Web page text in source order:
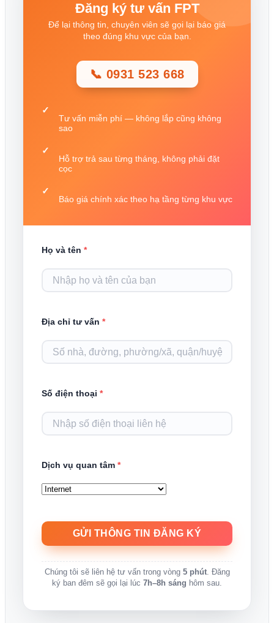
Đăng ký tư vấn FPT
Để lại thông tin, chuyên viên sẽ gọi lại báo giá
theo đúng khu vực của bạn.
📞 0931 523 668
Tư vấn miễn phí — không lắp cũng không
sao
Hỗ trợ trả sau từng tháng, không phải đặt
cọc
Báo giá chính xác theo hạ tầng từng khu vực
Họ và tên *
Địa chỉ tư vấn *
Số điện thoại *
Dịch vụ quan tâm *
Chúng tôi sẽ liên hệ tư vấn trong vòng 5 phút. Đăng
ký ban đêm sẽ gọi lại lúc 7h–8h sáng hôm sau.